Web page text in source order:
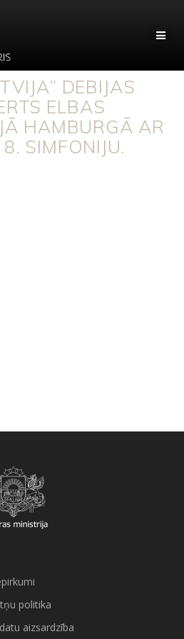
DEBIJAS
ELBAS
HAMBURGĀ AR
SIMFONIJU.
politika
aizsardzība